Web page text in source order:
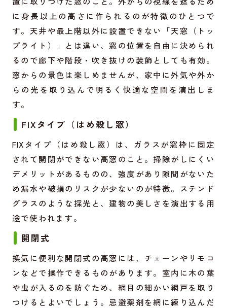
に身長以上の高さに作られるのが特徴のひとつで
す。天井や最上階以外に設置できない「天窓（トッ
プライト）」とは違い、窓の位置を自由に決められ
るので廊下や階段・吹き抜けの装飾としても有効。
窓からの景色は楽しめませんが、家中に外気や外か
らの光を取り込んで明るく快適な空間を演出しま
す。
FIXタイプ（はめ殺し窓）
FIXタイプ（はめ殺し窓）は、ガラスが窓枠に固定
されて開閉ができない高窓のこと。掃除がしにくい
デメリットがあるものの、強度があり隙間がないた
め漏水や破損のリスクが少ないのが特徴。ステンド
グラスのような採光と、建物の美しさを演出する用
途で使われます。
開閉式
換気に便利な開閉式の高窓には、チェーンやリモコ
ンなどで操作できるものがあります。室内に木の葉
や虫が入るのを防ぐため、網目の細かい網戸を取り
つけるとよいでしょう。忌避薬剤を網に練り込んだ